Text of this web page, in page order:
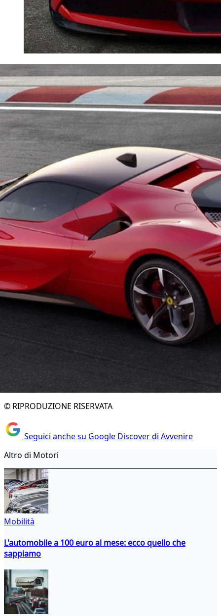
© RIPRODUZIONE RISERVATA
Seguici anche su Google Discover di Avvenire
Altro di Motori
Mobilità
L'automobile a 100 euro al mese: ecco quello che
sappiamo